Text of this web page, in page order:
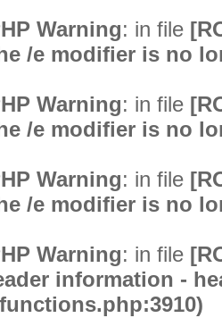
Warning: in file
/e modifier is no
Warning: in file
/e modifier is no
Warning: in file
/e modifier is no
Warning: in file
information -